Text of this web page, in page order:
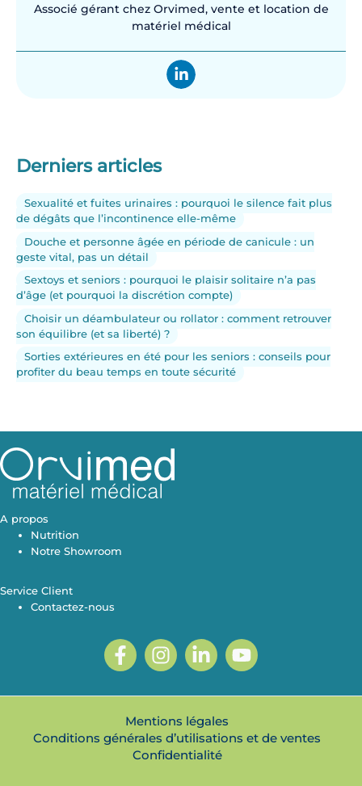
Associé gérant chez Orvimed, vente et location de
matériel médical
Derniers articles
Sexualité et fuites urinaires : pourquoi le silence fait plus
de dégâts que l’incontinence elle-même
Douche et personne âgée en période de canicule : un
geste vital, pas un détail
Sextoys et seniors : pourquoi le plaisir solitaire n’a pas
d’âge (et pourquoi la discrétion compte)
Choisir un déambulateur ou rollator : comment retrouver
son équilibre (et sa liberté) ?
Sorties extérieures en été pour les seniors : conseils pour
profiter du beau temps en toute sécurité
A propos
Nutrition
Notre Showroom
Service Client
Contactez-nous
Mentions légales
Conditions générales d’utilisations et de ventes
Confidentialité